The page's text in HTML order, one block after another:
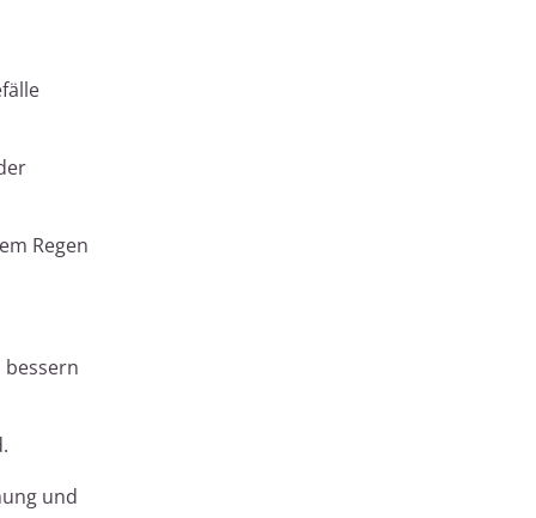
Regen
und